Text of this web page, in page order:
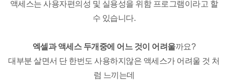
액세스는 사용자편의성 및 실용성을 위함 프로그램이라고 할
수 있습니다.
엑셀과 액세스 두개중에 어느 것이 어려울까요?
대부분 살면서 단 한번도 사용하지않은 액세스가 어려울 것 처
럼 느끼는데